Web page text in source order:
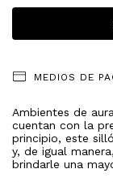
MEDIOS DE
Ambientes de
cuentan con la
principio, este
y, de igual
brindarle una